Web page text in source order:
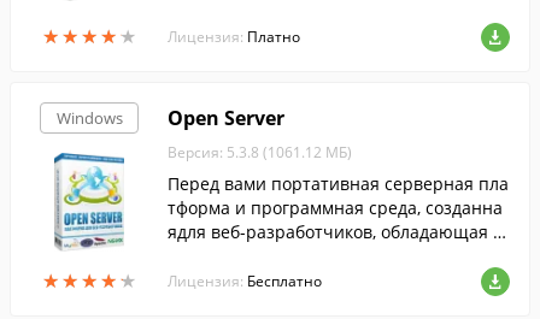
★★★★★
★★★★★
ужать на YouTube.
Лицензия: Платно
Windows
★★★★★
★★★★★
Open Server
Версия: 5.3.8 (1061.12 МБ)
Перед вами портативная серверная пла
тформа и программная среда, созданна
ядля веб-разработчиков, обладающая п
ций и возможностей.
Лицензия: Бесплатно